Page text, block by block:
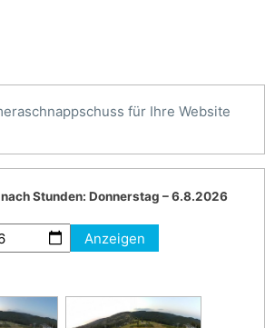
für Ihre Website
Stunden: Donnerstag – 6.8.2026
Anzeigen